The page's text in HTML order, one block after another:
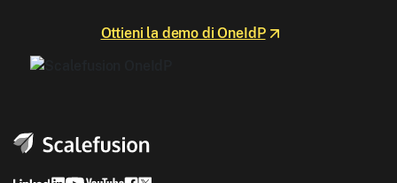
Ottieni la demo di OneIdP